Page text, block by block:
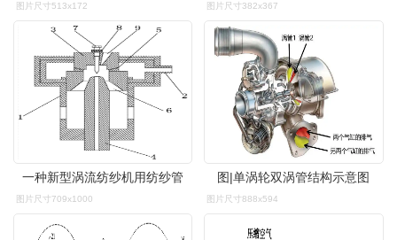
图片尺寸513x172 图片尺寸382x367
一种新型涡流纺纱机用纺纱管
图片尺寸709x1000
图|单涡轮双涡管结构示意图
图片尺寸888x594